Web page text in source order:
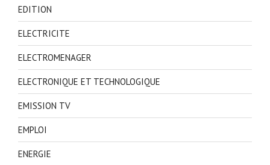
EDITION
ELECTRICITE
ELECTROMENAGER
ELECTRONIQUE ET TECHNOLOGIQUE
EMISSION TV
EMPLOI
ENERGIE